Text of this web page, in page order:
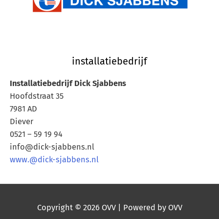
installatiebedrijf
Installatiebedrijf Dick Sjabbens
Hoofdstraat 35
7981 AD
Diever
0521 – 59 19 94
info@dick-sjabbens.nl
www.@dick-sjabbens.nl
Copyright © 2026 OVV| Powered by OVV